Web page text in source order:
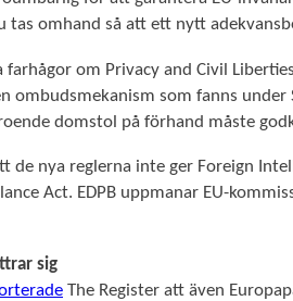
tas omhand så att ett nytt
farhågor om Privacy and Civil
som fanns under
domstol på förhand måste
de nya reglerna inte ger Foreign
Act. EDPB uppmanar EU-
sig
The Register att även